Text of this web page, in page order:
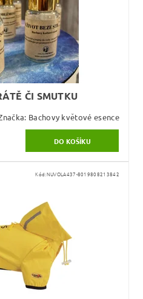
ČI SMUTKU
Bachovy květové esence
Kód:NUVOLA437-8019808213842